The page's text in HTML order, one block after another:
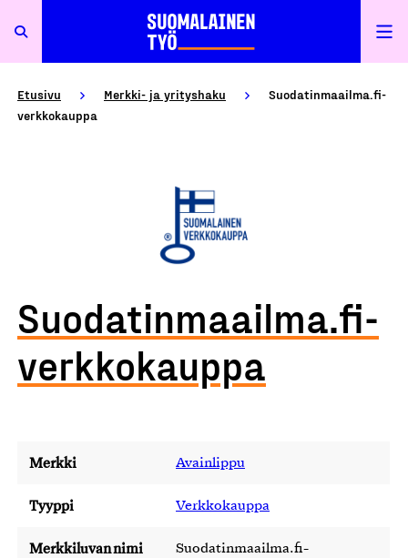
Etusivu Merkki- ja yrityshaku
Suodatinmaailma.fi-
verkkokauppa
Suodatinmaailma.fi-
verkkokauppa
Merkki Avainlippu
Tyyppi Verkkokauppa
Merkkiluvan nimi
Suodatinmaailma.fi-